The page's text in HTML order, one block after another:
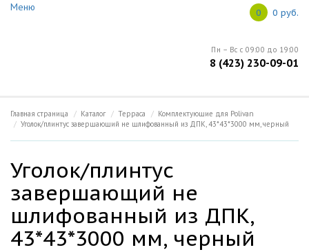
О продукции
Каталог
Новости
Контакты
Ваш город: Владивосток
Меню 0 0 руб.
Пн – Вс с 09:00 до 19:00
8 (423) 230-09-01
Главная страница Каталог Терраса
Комплектующие для Polivan
Уголок/плинтус завершающий не шлифованный из ДПК, 43*43*3000 мм, черный
Уголок/плинтус
завершающий не
шлифованный из ДПК,
43*43*3000 мм, черный